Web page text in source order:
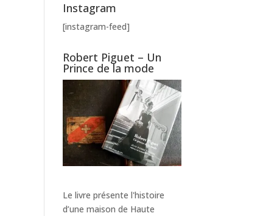
Instagram
[instagram-feed]
Robert Piguet – Un
Prince de la mode
Le livre présente l'histoire
d’une maison de Haute